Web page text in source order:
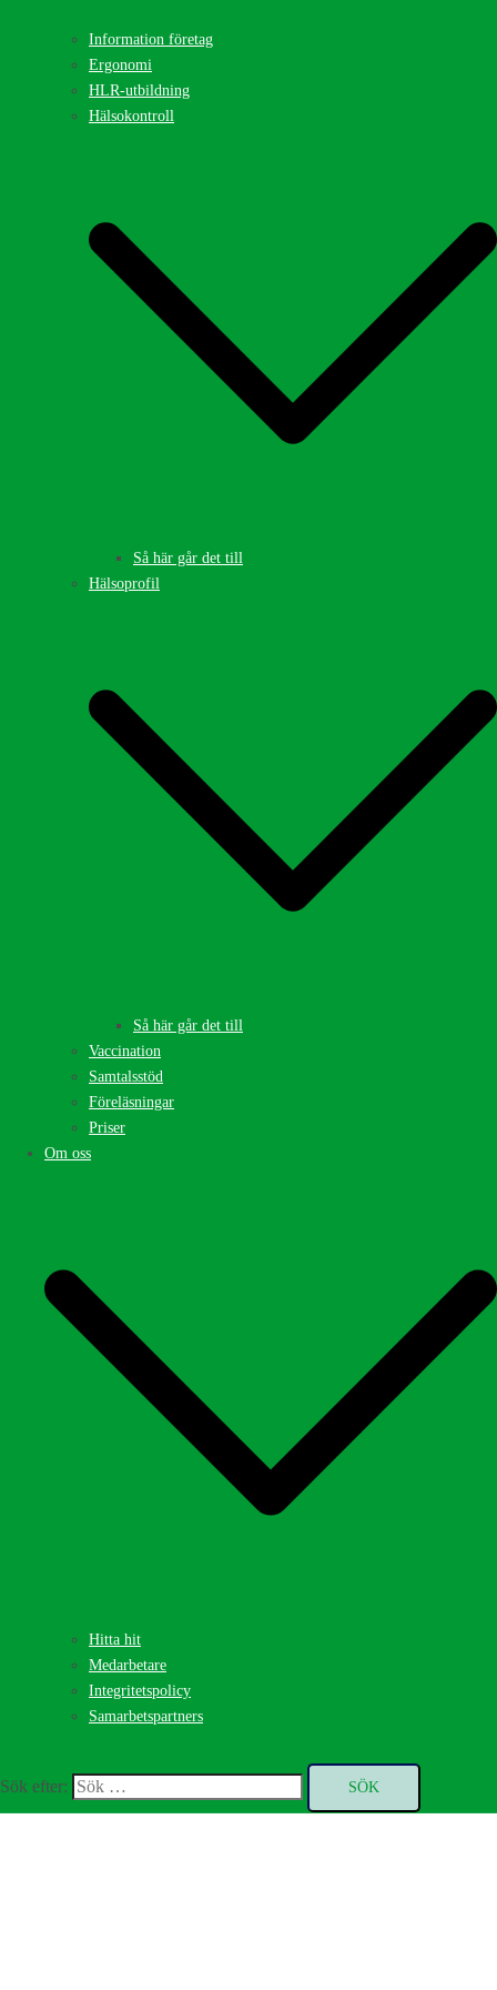
Information företag
Ergonomi
HLR-utbildning
Hälsokontroll
Så här går det till
Hälsoprofil
Så här går det till
Vaccination
Samtalsstöd
Föreläsningar
Priser
Om oss
Hitta hit
Medarbetare
Integritetspolicy
Samarbetspartners
Sök efter: